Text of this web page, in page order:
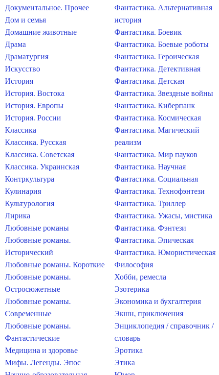
Документальное. Прочее
Дом и семья
Домашние животные
Драма
Драматургия
Искусство
История
История. Востока
История. Европы
История. России
Классика
Классика. Русская
Классика. Советская
Классика. Украинская
Контркультура
Кулинария
Культурология
Лирика
Любовные романы
Любовные романы.
Исторический
Любовные романы. Короткие
Любовные романы.
Остросюжетные
Любовные романы.
Современные
Любовные романы.
Фантастические
Медицина и здоровье
Мифы. Легенды. Эпос
Фантастика. Альтернативная
история
Фантастика. Боевик
Фантастика. Боевые роботы
Фантастика. Героическая
Фантастика. Детективная
Фантастика. Детская
Фантастика. Звездные войны
Фантастика. Киберпанк
Фантастика. Космическая
Фантастика. Магический
реализм
Фантастика. Мир пауков
Фантастика. Научная
Фантастика. Социальная
Фантастика. Технофэнтези
Фантастика. Триллер
Фантастика. Ужасы, мистика
Фантастика. Фэнтези
Фантастика. Эпическая
Фантастика. Юмористическая
Философия
Хобби, ремесла
Эзотерика
Экономика и бухгалтерия
Экшн, приключения
Энциклопедия / справочник /
словарь
Эротика
Этика